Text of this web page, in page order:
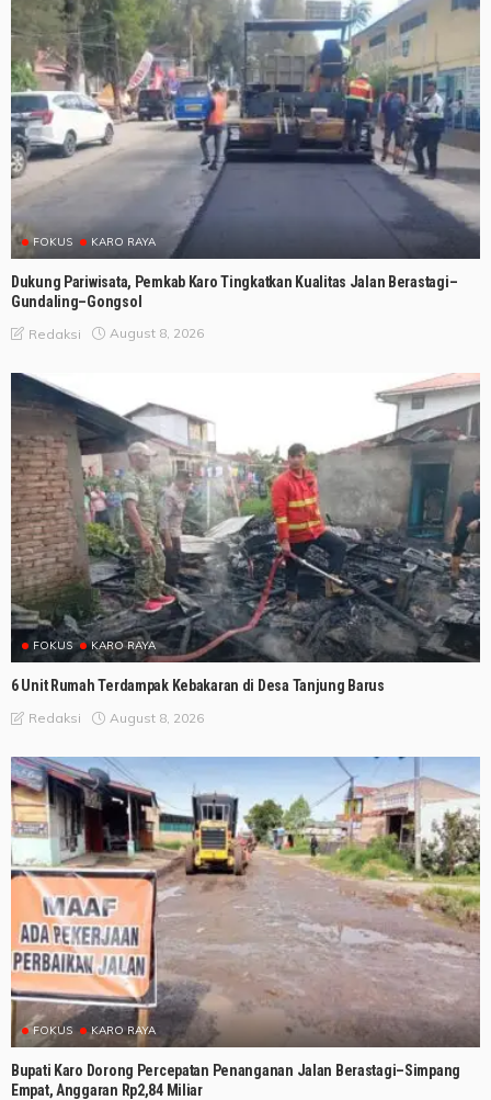
FOKUS KARO RAYA
Dukung Pariwisata, Pemkab Karo Tingkatkan Kualitas Jalan Berastagi–
Gundaling–Gongsol
Redaksi August 8, 2026
FOKUS KARO RAYA
6 Unit Rumah Terdampak Kebakaran di Desa Tanjung Barus
Redaksi August 8, 2026
FOKUS KARO RAYA
Bupati Karo Dorong Percepatan Penanganan Jalan Berastagi–Simpang
Empat, Anggaran Rp2,84 Miliar